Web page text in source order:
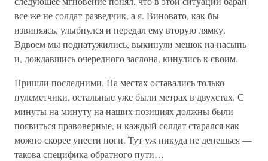
все же не солдат-разведчик, а я. Виновато, как бы
извиняясь, улыбнулся и передал ему вторую лямку.
Вдвоем мы поднатужились, выкинули мешок на насыпь
и, дождавшись очередного заслона, кинулись к своим.
Пришли последними. На местах оставались только
пулеметчики, остальные уже были метрах в двухстах. С
минуты на минуту на наших позициях должны были
появиться правоверные, и каждый солдат старался как
можно скорее унести ноги. Тут уж никуда не денешься —
такова специфика обратного пути…